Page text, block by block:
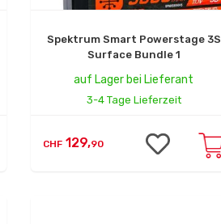
Spektrum Smart Powerstage 3S
Surface Bundle 1
auf Lager bei Lieferant
3-4 Tage Lieferzeit
CHF129,90